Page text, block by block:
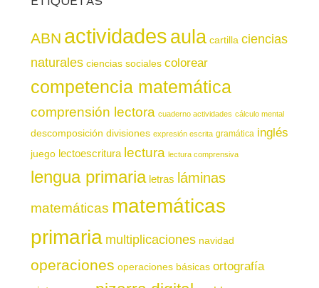
ABN actividadesaula cartilla ciencias
naturales ciencias sociales colorear
competencia matemática
comprensión lectora cuaderno actividades cálculo mental
descomposición divisiones expresión escrita gramática inglés
juego lectoescritura lectura lectura comprensiva
lengua primaria letras láminas
matemáticas matemáticas
primaria multiplicaciones navidad
operaciones operaciones básicas ortografía